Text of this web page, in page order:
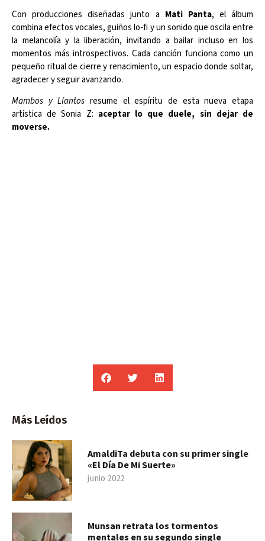
Con producciones diseñadas junto a Mati Panta, el álbum
combina efectos vocales, guiños lo-fi y un sonido que oscila entre
la melancolía y la liberación, invitando a bailar incluso en los
momentos más introspectivos. Cada canción funciona como un
pequeño ritual de cierre y renacimiento, un espacio donde soltar,
agradecer y seguir avanzando.
Mambos y Llantos resume el espíritu de esta nueva etapa
artística de Sonia Z: aceptar lo que duele, sin dejar de
moverse.
Más Leídos
AmaldiTa debuta con su primer single
«El Día De Mi Suerte»
junio 2022
Munsan retrata los tormentos
mentales en su segundo single